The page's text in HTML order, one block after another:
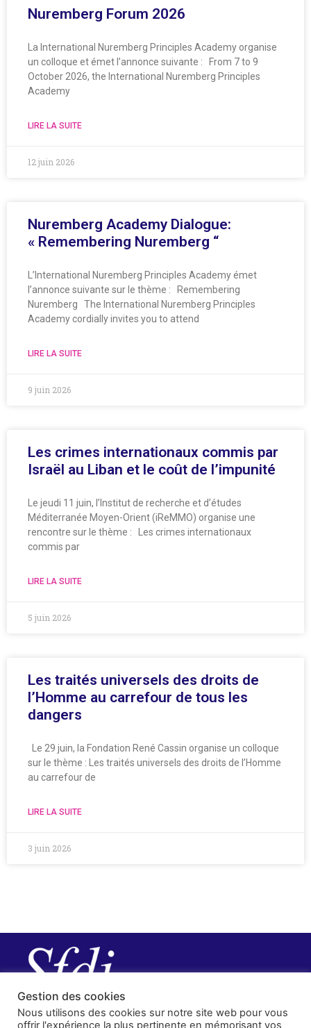
Nuremberg Forum 2026
La International Nuremberg Principles Academy organise
un colloque et émet l’annonce suivante : From 7 to 9
October 2026, the International Nuremberg Principles
Academy
LIRE LA SUITE
12 juin 2026
Nuremberg Academy Dialogue:
« Remembering Nuremberg “
L’International Nuremberg Principles Academy émet
l’annonce suivante sur le thème : Remembering
Nuremberg The International Nuremberg Principles
Academy cordially invites you to attend
LIRE LA SUITE
9 juin 2026
Les crimes internationaux commis par
Israël au Liban et le coût de l’impunité
Le jeudi 11 juin, l’Institut de recherche et d’études
Méditerranée Moyen-Orient (iReMMO) organise une
rencontre sur le thème : Les crimes internationaux
commis par
LIRE LA SUITE
5 juin 2026
Les traités universels des droits de
l’Homme au carrefour de tous les
dangers
Le 29 juin, la Fondation René Cassin organise un colloque
sur le thème : Les traités universels des droits de l’Homme
au carrefour de
LIRE LA SUITE
3 juin 2026
Gestion des cookies
Nous utilisons des cookies sur notre site web pour vous
offrir l'expérience la plus pertinente en mémorisant vos